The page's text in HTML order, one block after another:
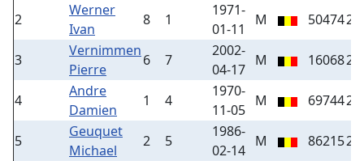
2
Werner
Ivan
8 1
1971-
01-11
M 50474
3
Vernimmen
Pierre
6 7
2002-
04-17
M 16068
4
Andre
Damien
1 4
1970-
11-05
M 69744
5
Geuquet
Michael
2 5
1986-
02-14
M 86215